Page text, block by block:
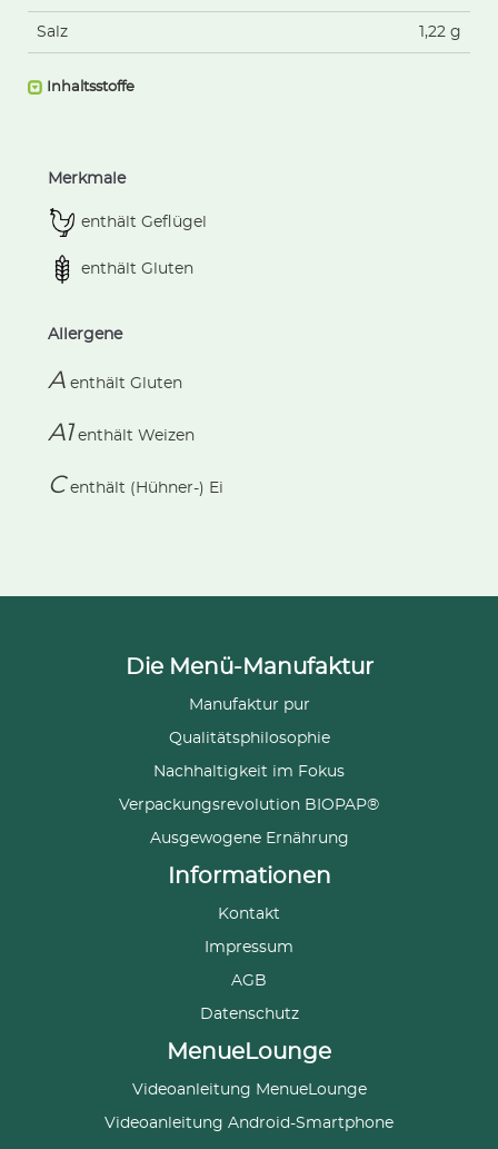
Salz 1,22 g
Inhaltsstoffe
Merkmale
enthält Geflügel
enthält Gluten
Allergene
A enthält Gluten
A1 enthält Weizen
C enthält (Hühner-) Ei
Die Menü-Manufaktur
Manufaktur pur
Qualitätsphilosophie
Nachhaltigkeit im Fokus
Verpackungsrevolution BIOPAP®
Ausgewogene Ernährung
Informationen
Kontakt
Impressum
AGB
Datenschutz
MenueLounge
Videoanleitung MenueLounge
Videoanleitung Android-Smartphone